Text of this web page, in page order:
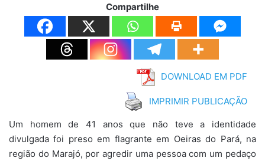
Compartilhe
DOWNLOAD EM PDF
IMPRIMIR PUBLICAÇÃO
Um homem de 41 anos que não teve a identidade
divulgada foi preso em flagrante em Oeiras do Pará, na
região do Marajó, por agredir uma pessoa com um pedaço